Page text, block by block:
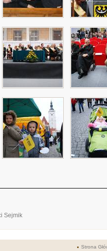
Sejmik
Strona